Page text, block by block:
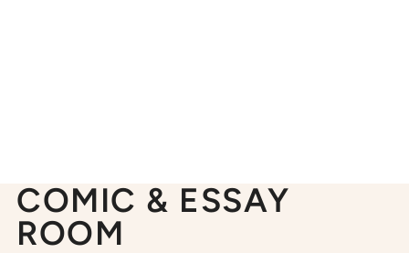
COMIC & ESSAY
ROOM